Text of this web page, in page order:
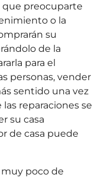
que preocuparte
o la
su
de la
para el
personas, vender
sentido una vez
reparaciones se
su casa
de casa puede
poco de